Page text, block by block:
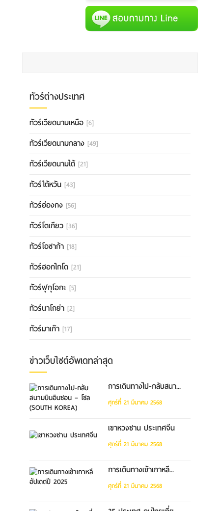
ทัวร์ต่างประเทศ
ทัวร์เวียดนามเหนือ [6]
ทัวร์เวียดนามกลาง [49]
ทัวร์เวียดนามใต้ [21]
ทัวร์ไต้หวัน [43]
ทัวร์ฮ่องกง [56]
ทัวร์โตเกียว [36]
ทัวร์โอซาก้า [18]
ทัวร์ฮอกไกโด [21]
ทัวร์ฟุกุโอกะ [5]
ทัวร์นาโกย่า [2]
ทัวร์มาเก๊า [17]
ข่าวเว็บไซต์อัพเดทล่าสุด
การเดินทางไป-กลับสนา...
ศุกร์ที่ 21 มีนาคม 2568
เขาหวงซาน ประเทศจีน
ศุกร์ที่ 21 มีนาคม 2568
การเดินทางเข้าเกาหลี...
ศุกร์ที่ 21 มีนาคม 2568